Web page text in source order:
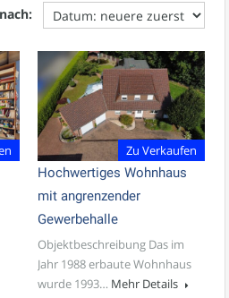
Zu Verkaufen
Hochwertiges Wohnhaus
mit angrenzender
Gewerbehalle
Objektbeschreibung Das im
Jahr 1988 erbaute Wohnhaus
wurde 1993… Mehr Details